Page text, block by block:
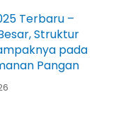
Terbaru –
Struktur
pada
Pangan